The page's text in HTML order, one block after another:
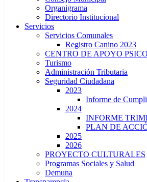
Organigrama
Directorio Institucional
Servicios
Servicios Comunales
Registro Canino 2023
CENTRO DE APOYO
Turismo
Administración Tributaria
Seguridad Ciudadana
2023
Informe de
2024
INFORME
PLAN DE
2025
2026
PROYECTO CULTURALES
Programas Sociales y Salud
Demuna